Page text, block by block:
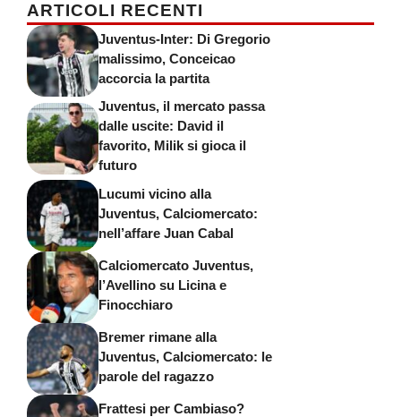
ARTICOLI RECENTI
Juventus-Inter: Di Gregorio
malissimo, Conceicao
accorcia la partita
Juventus, il mercato passa
dalle uscite: David il
favorito, Milik si gioca il
futuro
Lucumi vicino alla
Juventus, Calciomercato:
nell’affare Juan Cabal
Calciomercato Juventus,
l’Avellino su Licina e
Finocchiaro
Bremer rimane alla
Juventus, Calciomercato: le
parole del ragazzo
Frattesi per Cambiaso?